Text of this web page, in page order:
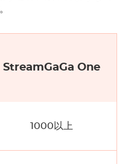
StreamGaGa One
1000以上